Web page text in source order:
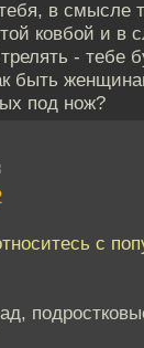
в смысле
ковбой и в
- тебе
быть
под нож?
с